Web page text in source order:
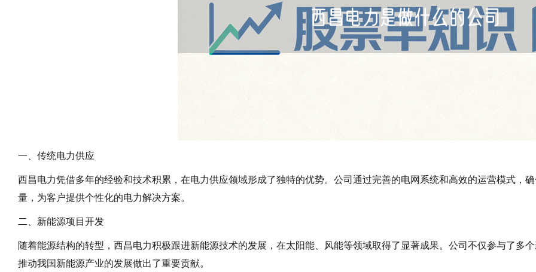
一、传统电力供应
西昌电力凭借多年的经验和技术积累，在电力供应领域形成了独特的优势。公司通过完善的电网系统和高效的运营模式，
量，为客户提供个性化的电力解决方案。
二、新能源项目开发
随着能源结构的转型，西昌电力积极跟进新能源技术的发展，在太阳能、风能等领域取得了显著成果。公司不仅参与了多
推动我国新能源产业的发展做出了重要贡献。